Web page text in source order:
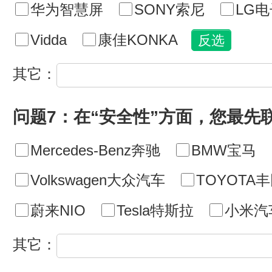
华为智慧屏
SONY索尼
LG
Vidda
康佳KONKA
其它：
问题7：在“安全性”方面，您最先
Mercedes-Benz奔驰
BMW宝马
Volkswagen大众汽车
TOYOTA
蔚来NIO
Tesla特斯拉 小米汽
其它：